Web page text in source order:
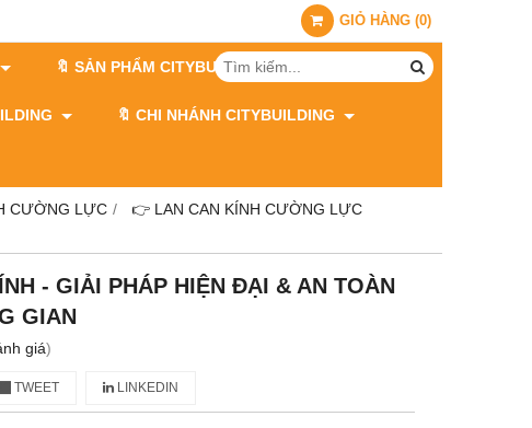
GIỎ HÀNG (0)
🔖 SẢN PHẨM CITYBUILDING
🔖 CHI NHÁNH CITYBUILDING
CƯỜNG LỰC
👉 LAN CAN KÍNH CƯỜNG LỰC
- GIẢI PHÁP HIỆN ĐẠI & AN TOÀN
GIAN
giá)
TWEET LINKEDIN